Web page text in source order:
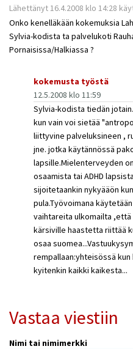
Lähettänyt 16.4.2008 klo 14:28
Onko kenelläkään kokemuksia
Sylvia-kodista ta palvelukoti
Pornaisissa/Halkiassa ?
kokemusta työstä
12.5.2008 klo 11:59
Sylvia-kodista tiedän
kun vain voi sietää
liittyvine palveluksineen ,
jne. jotka käytännössä
lapsille.Mielenterveyden
osaamista tai ADHD
sijoitetaankin nykyääön
pula.Työvoimana
vaihtareita ulkomailta
kärsiville haastetta riittää
osaa
rempallaan:yhteisössä kun
kyitenkin kaikki kaikesta...
Vastaa viestiin
Nimi tai nimimerkki